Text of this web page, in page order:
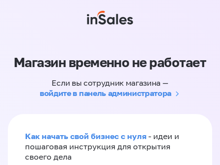
Магазин временно не работает
Если вы сотрудник магазина —
войдите в панель администратора
Как начать свой бизнес с нуля - идеи и
пошаговая инструкция для открытия
своего дела